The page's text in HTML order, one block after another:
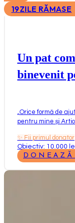
19ZILE RĂMASE
Un pat
binevenit
Orice formă de
pentru mine și
✨ Fii primul donator
Obiectiv: 10.000
DONEAZĂ